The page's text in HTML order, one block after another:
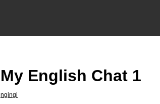
My English Chat 1
ngingi